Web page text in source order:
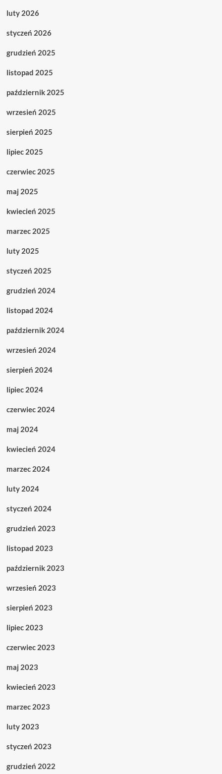
luty 2026
styczeń 2026
grudzień 2025
listopad 2025
październik 2025
wrzesień 2025
sierpień 2025
lipiec 2025
czerwiec 2025
maj 2025
kwiecień 2025
marzec 2025
luty 2025
styczeń 2025
grudzień 2024
listopad 2024
październik 2024
wrzesień 2024
sierpień 2024
lipiec 2024
czerwiec 2024
maj 2024
kwiecień 2024
marzec 2024
luty 2024
styczeń 2024
grudzień 2023
listopad 2023
październik 2023
wrzesień 2023
sierpień 2023
lipiec 2023
czerwiec 2023
maj 2023
kwiecień 2023
marzec 2023
luty 2023
styczeń 2023
grudzień 2022